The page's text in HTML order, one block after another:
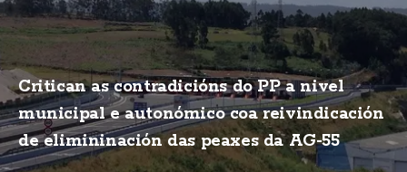
Critican as contradicións do PP a nivel
municipal e autonómico coa reivindicación
de elimininación das peaxes da AG-55